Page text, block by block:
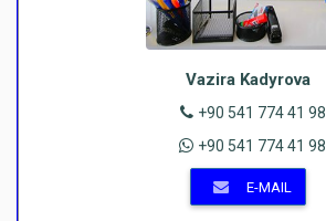
Vazira Kadyrova
+90 541 774 41 98
+90 541 774 41 98
E-MAIL